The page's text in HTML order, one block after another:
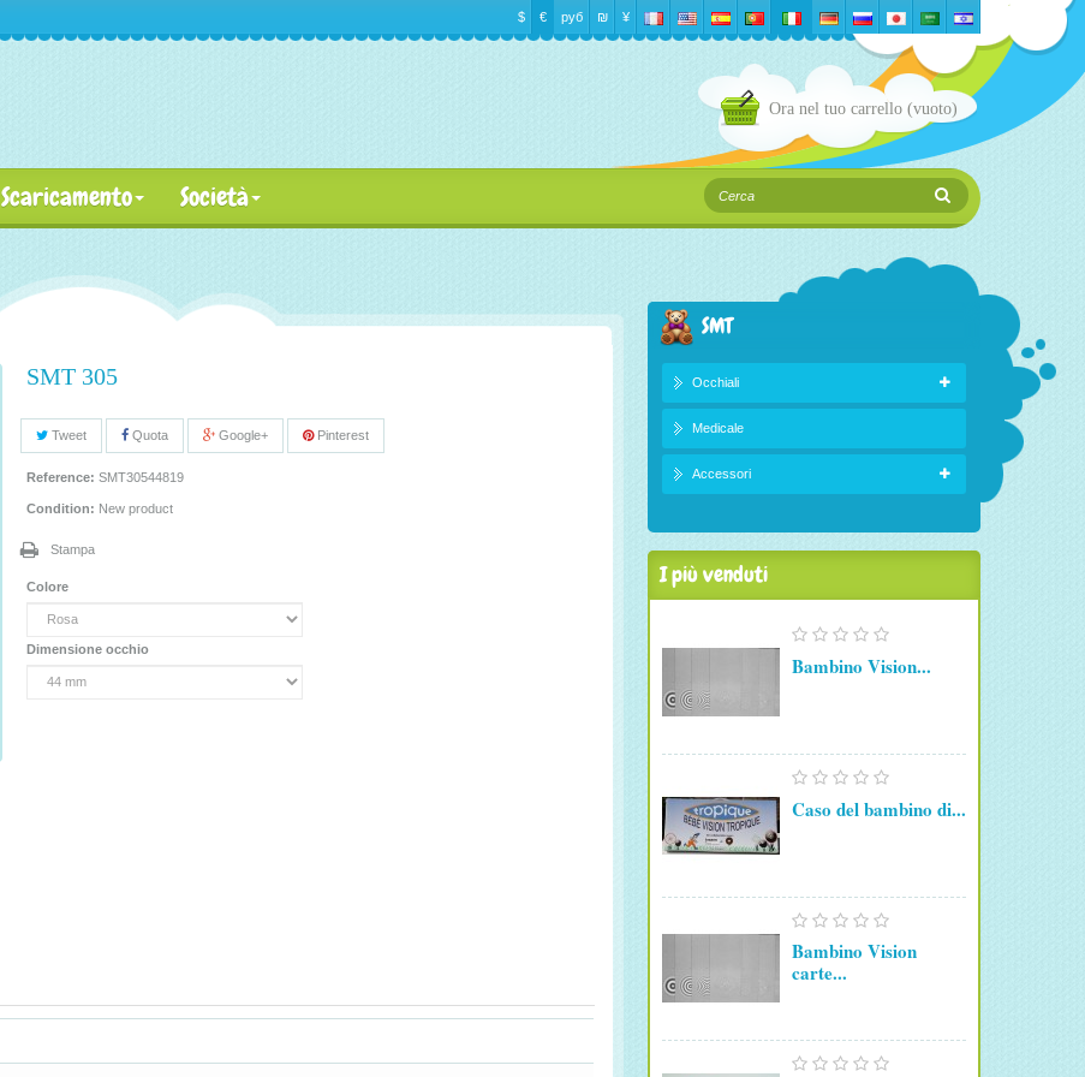
$ € руб ₪‎ ¥
Ora nel tuo carrello (vuoto)
Scaricamento Società
SMT 305
Tweet Quota Google+ Pinterest
Reference: SMT30544819
Condition: New product
Stampa
Colore
Dimensione occhio
SMT
Occhiali
Medicale
Accessori
I più venduti
Bambino Vision...
Caso del bambino di...
Bambino Vision
carte...